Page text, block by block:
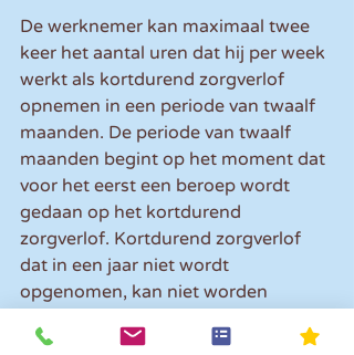
De werknemer kan maximaal twee
keer het aantal uren dat hij per week
werkt als kortdurend zorgverlof
opnemen in een periode van twaalf
maanden. De periode van twaalf
maanden begint op het moment dat
voor het eerst een beroep wordt
gedaan op het kortdurend
zorgverlof. Kortdurend zorgverlof
dat in een jaar niet wordt
opgenomen, kan niet worden
jaar.